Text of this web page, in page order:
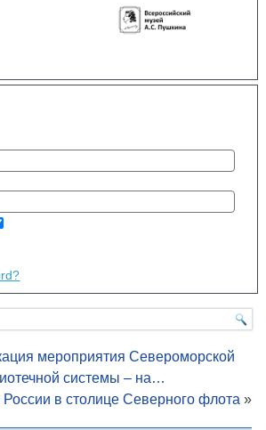
мероприятия Североморской
системы – на…
России в столице Северного флота »